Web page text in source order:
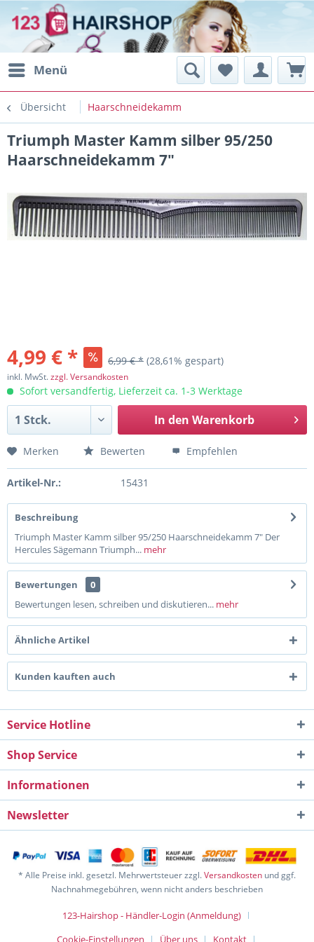
Menü
Übersicht Haarschneidekamm
Triumph Master Kamm silber 95/250
Haarschneidekamm 7"
4,99 € * 6,99 € * (28,61% gespart)
inkl. MwSt.zzgl. Versandkosten
Sofort versandfertig, Lieferzeit ca. 1-3 Werktage
In den Warenkorb
Merken Bewerten Empfehlen
Artikel-Nr.: 15431
Beschreibung
Triumph Master Kamm silber 95/250 Haarschneidekamm 7" Der
Hercules Sägemann Triumph... mehr
Bewertungen
0
Bewertungen lesen, schreiben und diskutieren... mehr
Ähnliche Artikel
Kunden kauften auch
Service Hotline
Shop Service
Informationen
Newsletter
* Alle Preise inkl. gesetzl. Mehrwertsteuer zzgl.Versandkosten und ggf.
Nachnahmegebühren, wenn nicht anders beschrieben
123-Hairshop - Händler-Login (Anmeldung)
Cookie-Einstellungen
Über uns Kontakt